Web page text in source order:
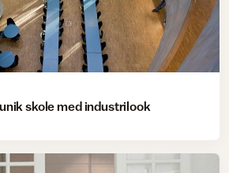
skole med industrilook